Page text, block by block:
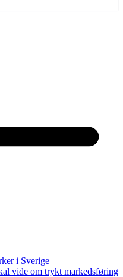
i Sverige
vide om trykt markedsføring